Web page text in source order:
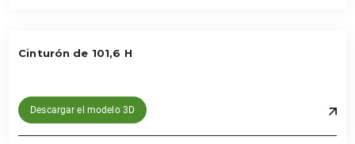
Cinturón de 101,6 H
Descargar el modelo 3D